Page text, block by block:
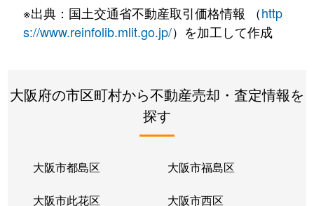
※出典：国土交通省不動産取引価格情報 （http
s://www.reinfolib.mlit.go.jp/）を加工して作成
大阪府の市区町村から不動産売却・査定情報を
探す
大阪市都島区 大阪市福島区
大阪市此花区 大阪市西区